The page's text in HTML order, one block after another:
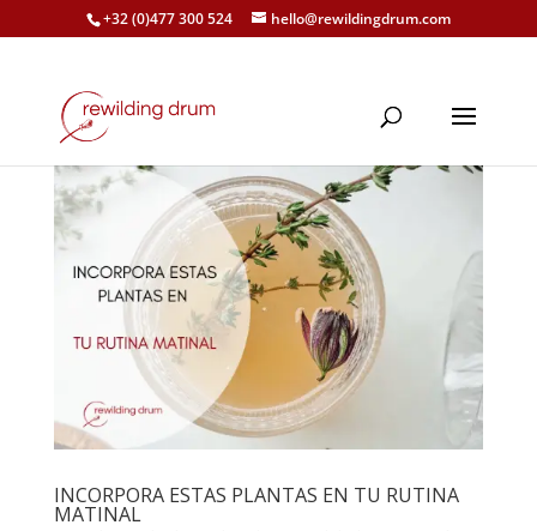
+32 (0)477 300 524 hello@rewildingdrum.com
INCORPORA ESTAS PLANTAS EN TU RUTINA
MATINAL